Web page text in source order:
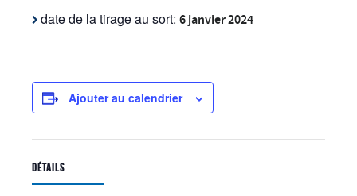
date de la tirage au sort: 6 janvier 2024
Ajouter au calendrier
DÉTAILS